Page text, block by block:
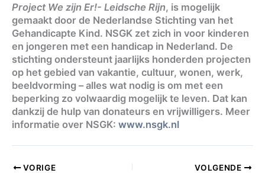
Project We zijn Er!- Leidsche Rijn, is mogelijk
gemaakt door de Nederlandse Stichting van het
Gehandicapte Kind. NSGK zet zich in voor kinderen
en jongeren met een handicap in Nederland. De
stichting ondersteunt jaarlijks honderden projecten
op het gebied van vakantie, cultuur, wonen, werk,
beeldvorming – alles wat nodig is om met een
beperking zo volwaardig mogelijk te leven. Dat kan
dankzij de hulp van donateurs en vrijwilligers. Meer
informatie over NSGK: www.nsgk.nl
VORIGE VOLGENDE